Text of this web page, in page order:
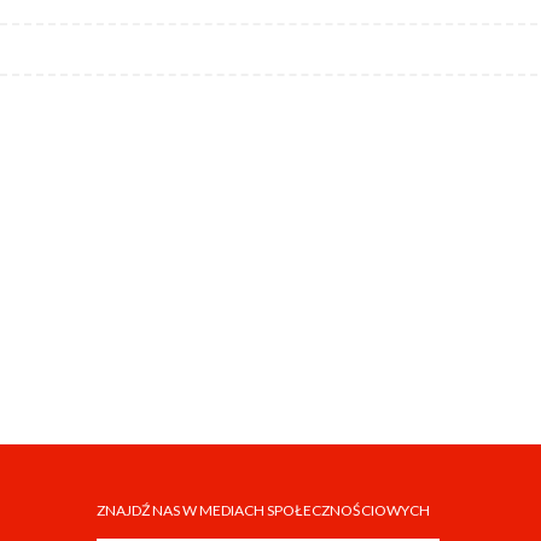
ZNAJDŹ NAS W MEDIACH SPOŁECZNOŚCIOWYCH